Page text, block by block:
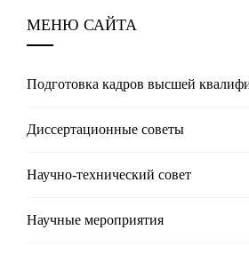
МЕНЮ САЙТА
Подготовка кадров высшей
Диссертационные советы
Научно-технический совет
Научные мероприятия